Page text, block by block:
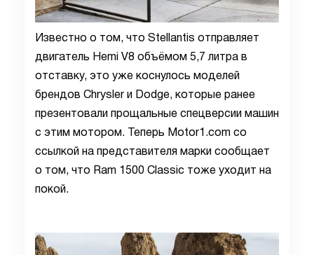
Известно о том, что Stellantis отправляет
двигатель Hemi V8 объёмом 5,7 литра в
отставку, это уже коснулось моделей
брендов Chrysler и Dodge, которые ранее
презентовали прощальные спецверсии машин
с этим мотором. Теперь Motor1.com со
ссылкой на представителя марки сообщает
о том, что Ram 1500 Classic тоже уходит на
покой.